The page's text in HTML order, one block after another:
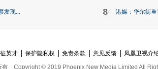
发现... 8 港媒：华尔街
英才 保护隐私权 免责条款 意见反馈 凤凰卫视介
有 Copyright © 2019 Phoenix New Media Limited All